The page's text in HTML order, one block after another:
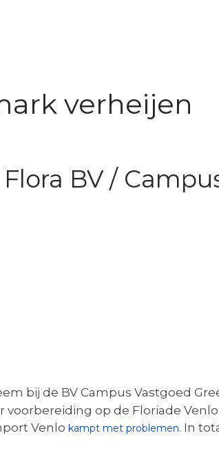
verheijen
BV /
bij de BV Campus Vastgoed
op de Floriade
Venlo kampt met problemen. In